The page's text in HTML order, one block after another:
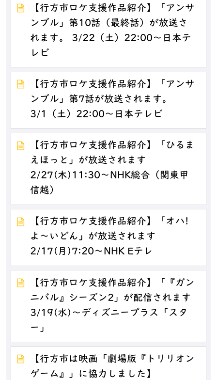
【行方市ロケ支援作品紹介】「アンサ
ンブル」第10話（最終話）が放送さ
れます。 3/22（土）22:00～日本テ
レビ
【行方市ロケ支援作品紹介】「アンサ
ンブル」第7話が放送されます。
3/1（土）22:00～日本テレビ
【行方市ロケ支援作品紹介】「ひるま
えほっと」が放送されます
2/27(木)11:30～NHK総合（関東甲
信越）
【行方市ロケ支援作品紹介】「オハ!
よ～いどん」が放送されます
2/17(月)7:20～NHK Eテレ
【行方市ロケ支援作品紹介】「『ガン
ニバル』シーズン2」が配信されます
3/19(水)～ディズニープラス「スタ
ー」
【行方市は映画「劇場版『トリリオン
ゲーム』」に協力しました】